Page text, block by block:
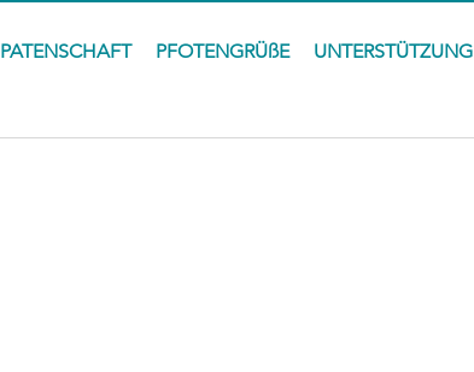
PATENSCHAFT PFOTENGRÜßE UNTERSTÜTZUNG